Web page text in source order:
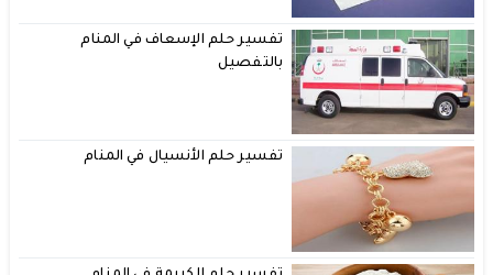
تفسير حلم الإسعاف في المنام
بالتفصيل
تفسير حلم الأنسيال في المنام